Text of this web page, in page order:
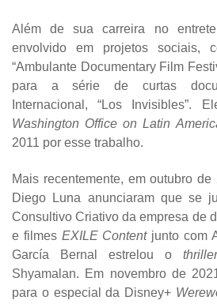
Além de sua carreira no
envolvido em projetos sociais,
“Ambulante Documentary Film
para a série de curtas
Internacional, “Los Invisibles”.
Washington Office on Latin
2011 por esse trabalho.
Mais recentemente, em outubro
Diego Luna anunciaram que se
Consultivo Criativo da empresa de
e filmes EXILE Contentjunto com
García Bernal estrelou o
Shyamalan. Em novembro de
para o especial da Disney+